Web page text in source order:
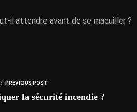
il attendre avant de se maquiller ?
PREVIOUS POST
la sécurité incendie ?